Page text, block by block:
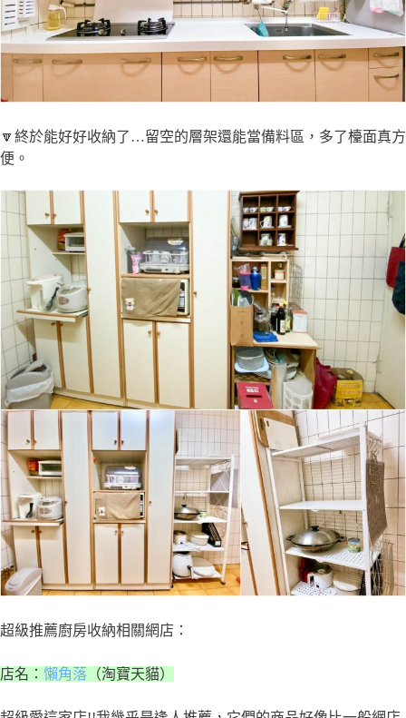
🔽終於能好好收納了…留空的層架還能當備料區，多了檯面真方
便。
超級推薦廚房收納相關網店：
店名： 懶角落 （淘寶天貓）